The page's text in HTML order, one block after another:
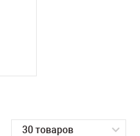
30 товаров